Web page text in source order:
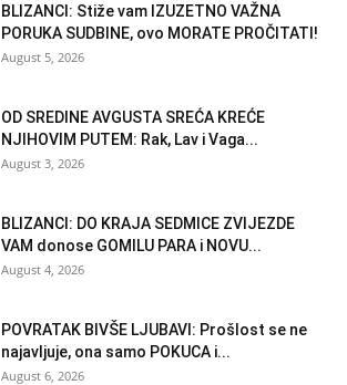
BLIZANCI: Stiže vam IZUZETNO VAŽNA
PORUKA SUDBINE, ovo MORATE PROČITATI!
August 5, 2026
OD SREDINE AVGUSTA SREĆA KREĆE
NJIHOVIM PUTEM: Rak, Lav i Vaga...
August 3, 2026
BLIZANCI: DO KRAJA SEDMICE ZVIJEZDE
VAM donose GOMILU PARA i NOVU...
August 4, 2026
POVRATAK BIVŠE LJUBAVI: Prošlost se ne
najavljuje, ona samo POKUCA i...
August 6, 2026